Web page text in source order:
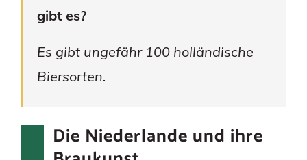
gibt es?
Es gibt ungefähr 100 holländische
Biersorten.
Die Niederlande und ihre